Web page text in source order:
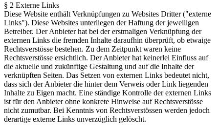
§ 2 Externe Links
Diese Website enthält Verknüpfungen zu Websites Dritter ("externe
Links"). Diese Websites unterliegen der Haftung der jeweiligen
Betreiber. Der Anbieter hat bei der erstmaligen Verknüpfung der
externen Links die fremden Inhalte daraufhin überprüft, ob etwaige
Rechtsverstösse bestehen. Zu dem Zeitpunkt waren keine
Rechtsverstösse ersichtlich. Der Anbieter hat keinerlei Einfluss auf
die aktuelle und zukünftige Gestaltung und auf die Inhalte der
verknüpften Seiten. Das Setzen von externen Links bedeutet nicht,
dass sich der Anbieter die hinter dem Verweis oder Link liegenden
Inhalte zu Eigen macht. Eine ständige Kontrolle der externen Links
ist für den Anbieter ohne konkrete Hinweise auf Rechtsverstösse
nicht zumutbar. Bei Kenntnis von Rechtsverstössen werden jedoch
derartige externe Links unverzüglich gelöscht.